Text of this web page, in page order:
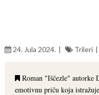
24. Jula 2024. Trileri
Roman "Iščezle" autorke
emotivnu priču koja